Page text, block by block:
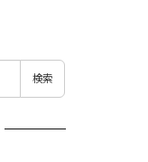
検索